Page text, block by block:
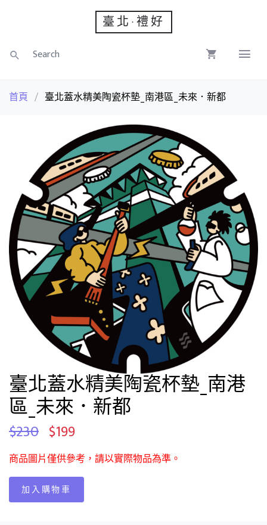
臺北‧禮好
首頁 / 臺北蓋水精美陶瓷杯墊_南港區_未來．新都
臺北蓋水精美陶瓷杯墊_南港
區_未來．新都
$230 $199
商品圖片僅供參考，請以實際物品為準。
加入購物車